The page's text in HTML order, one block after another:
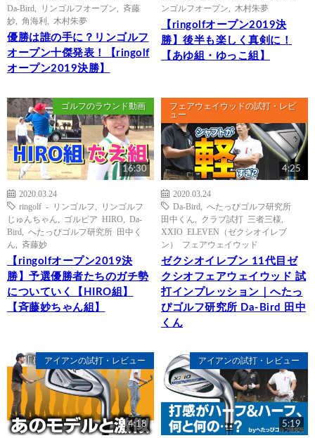
Da-Bird
リンゴルフオープン
斉藤
妙
角海利 木村朱夢
優勝は誰の手に？リンゴルフ
オープン十傑発表！【ringolf
オープン2019決勝】
ンゴルフオープン
木村朱夢
【ringolfオープン2019決
勝】後半も楽しく真剣に！
【あゆ組・ゆっこ組】
ゴルフのラウンド動画
16:30
2020.03.24
ringolf - リンゴルフ
リンゴルフ
じゅんちゃん
ゴルピア HIRO
Da-
Bird
へたっぴゴルフ研究所 田中く
ん
斉藤妙
【ringolfオープン2019決
勝】予選優勝者たちのガチ勢
についていく【HIRO組】
【斉藤妙ちゃん組】
フェアウェイウッドの試打・レビ
ュー
4:25
2020.03.24
Da-Bird
へたっぴゴルフ研究所
田中くん
クラブ試打 三者三様
XXIO ELEVEN（ゼクシオイレブ
ン） フェアウェイウッド
ゼクシオイレブン 11代目ゼ
クシオフェアウェイウッド 試
打インプレッション｜へたっ
ぴゴルフ研究所 Da-Bird 田中
くん
アイアンの試打・レビュー
4:18
アイアンの試打・レビュー
5:19